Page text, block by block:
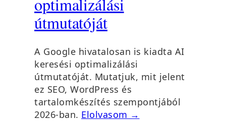
optimalizálási
útmutatóját
A Google hivatalosan is kiadta AI
keresési optimalizálási
útmutatóját. Mutatjuk, mit jelent
ez SEO, WordPress és
tartalomkészítés szempontjából
2026-ban. Elolvasom →